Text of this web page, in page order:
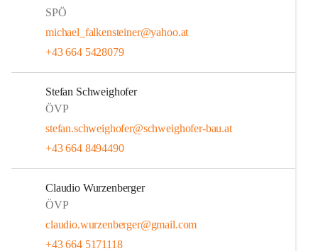
SPÖ
michael_falkensteiner@yahoo.at
+43 664 5428079
Stefan Schweighofer
ÖVP
stefan.schweighofer@schweighofer-bau.at
+43 664 8494490
Claudio Wurzenberger
ÖVP
claudio.wurzenberger@gmail.com
+43 664 5171118